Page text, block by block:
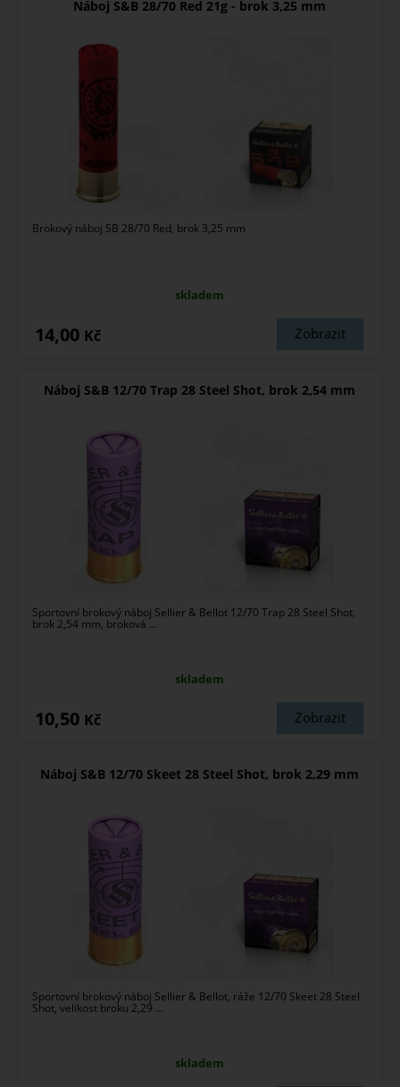
Náboj S&B 28/70 Red 21g - brok 3,25 mm
Brokový náboj SB 28/70 Red, brok 3,25 mm
skladem
Zobrazit
14,00 Kč
Náboj S&B 12/70 Trap 28 Steel Shot, brok 2,54 mm
Sportovní brokový náboj Sellier & Bellot 12/70 Trap 28 Steel Shot,
brok 2,54 mm, broková ...
skladem
Zobrazit
10,50 Kč
Náboj S&B 12/70 Skeet 28 Steel Shot, brok 2,29 mm
Sportovní brokový náboj Sellier & Bellot, ráže 12/70 Skeet 28 Steel
Shot, velikost broku 2,29 ...
skladem